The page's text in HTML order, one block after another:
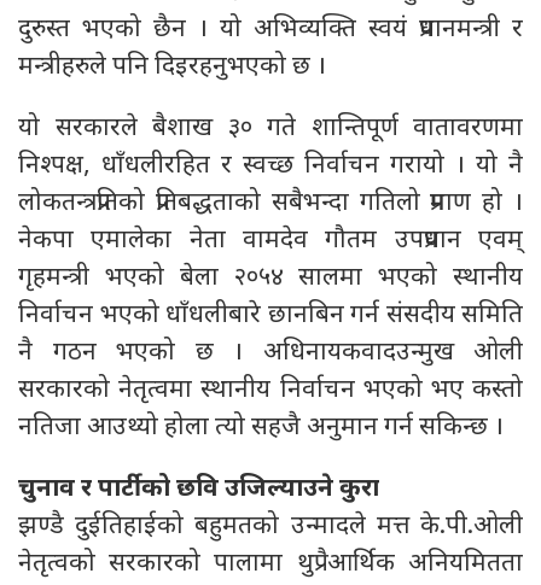
दुरुस्त भएको छैन । यो अभिव्यक्ति स्वयं प्रधानमन्त्री र
मन्त्रीहरुले पनि दिइरहनुभएको छ ।
यो सरकारले बैशाख ३० गते शान्तिपूर्ण वातावरणमा
निश्पक्ष, धाँधलीरहित र स्वच्छ निर्वाचन गरायो । यो नै
लोकतन्त्रप्रतिको प्रतिबद्धताको सबैभन्दा गतिलो प्रमाण हो ।
नेकपा एमालेका नेता वामदेव गौतम उपप्रधान एवम्
गृहमन्त्री भएको बेला २०५४ सालमा भएको स्थानीय
निर्वाचन भएको धाँधलीबारे छानबिन गर्न संसदीय समिति
नै गठन भएको छ । अधिनायकवादउन्मुख ओली
सरकारको नेतृत्वमा स्थानीय निर्वाचन भएको भए कस्तो
नतिजा आउथ्यो होला त्यो सहजै अनुमान गर्न सकिन्छ ।
चुनाव र पार्टीको छवि उजिल्याउने कुरा
झण्डै दुईतिहाईको बहुमतको उन्मादले मत्त के.पी.ओली
नेतृत्वको सरकारको पालामा थुप्रै आर्थिक अनियमितता